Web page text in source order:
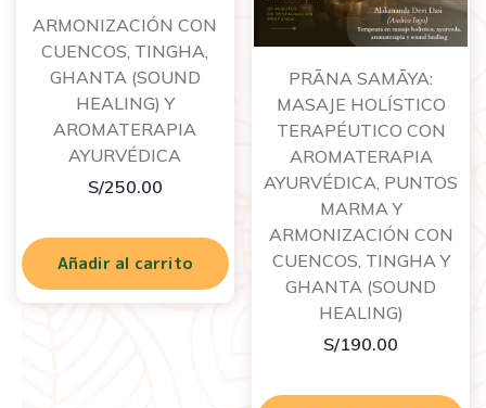
ARMONIZACIÓN CON
CUENCOS, TINGHA,
GHANTA (SOUND
HEALING) Y
AROMATERAPIA
AYURVÉDICA
S/250.00
Añadir al carrito
PRĀNA SAMĀYA:
MASAJE HOLÍSTICO
TERAPÉUTICO CON
AROMATERAPIA
AYURVÉDICA, PUNTOS
MARMA Y
ARMONIZACIÓN CON
CUENCOS, TINGHA Y
GHANTA (SOUND
HEALING)
S/190.00